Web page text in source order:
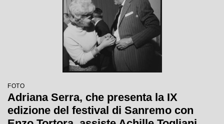
FOTO
Adriana Serra, che presenta la IX
edizione del festival di Sanremo con